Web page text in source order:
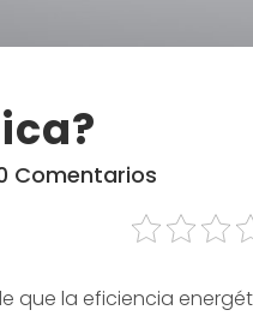
Comentarios
que la eficiencia